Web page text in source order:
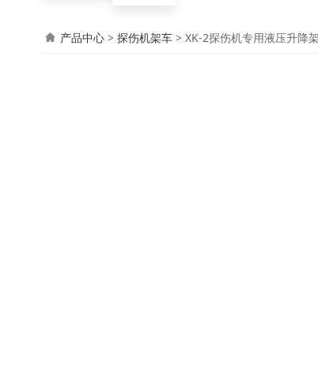
XK-2探伤机专用液
产品中心> 探伤机架车> XK-2探伤机专用液压升降